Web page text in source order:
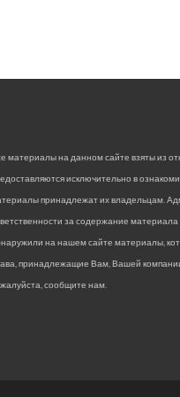
материалы на данном сайте взяты из
исключительно в
принадлежат их владельцам.
за содержание
на нашем сайте материалы,
принадлежащие Вам, Вашей
сообщите нам.